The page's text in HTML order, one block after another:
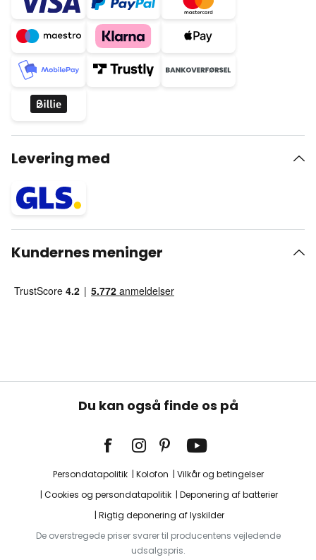
Levering med
Kundernes meninger
Du kan også finde os på
Persondatapolitik Kolofon
Vilkår og betingelser
Cookies og persondatapolitik
Deponering af batterier
Rigtig deponering af lyskilder
De overstregede priser svarer til producentens vejledende
udsalgspris.